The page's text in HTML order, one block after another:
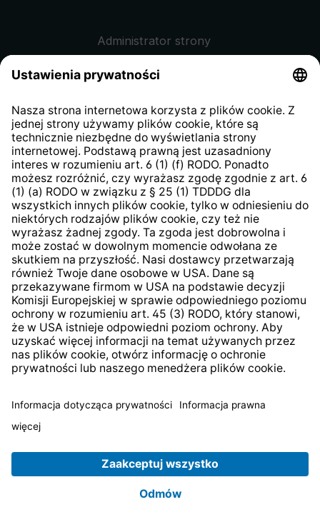
Administrator strony
kontrahentów
Klauzula informacyjna strony
internetowej
Strategia podatkowa
System zgłaszania nieprawidłowości
* Wszystkie ceny zawierają podatek VAT pluskoszty
TechniSat jest firmą należącą do FundacjiLEPPER Stiftung
e.S..